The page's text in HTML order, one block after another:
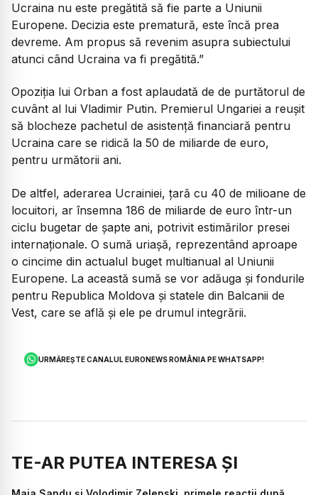
Ucraina nu este pregătită să fie parte a Uniunii
Europene. Decizia este prematură, este încă prea
devreme. Am propus să revenim asupra subiectului
atunci când Ucraina va fi pregătită.”
Opoziția lui Orban a fost aplaudată de de purtătorul de
cuvânt al lui Vladimir Putin. Premierul Ungariei a reușit
să blocheze pachetul de asistență financiară pentru
Ucraina care se ridică la 50 de miliarde de euro,
pentru următorii ani.
De altfel, aderarea Ucrainiei, țară cu 40 de milioane de
locuitori, ar însemna 186 de miliarde de euro într-un
ciclu bugetar de șapte ani, potrivit estimărilor presei
internaționale. O sumă uriașă, reprezentând aproape
o cincime din actualul buget multianual al Uniunii
Europene. La această sumă se vor adăuga și fondurile
pentru Republica Moldova și statele din Balcanii de
Vest, care se află și ele pe drumul integrării.
URMĂREȘTE CANALUL EURONEWS ROMÂNIA PE WHATSAPP!
TE-AR PUTEA INTERESA ȘI